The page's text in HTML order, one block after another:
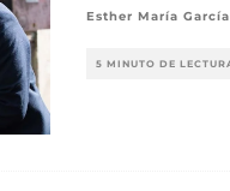
Esther María
5 MINUTO DE